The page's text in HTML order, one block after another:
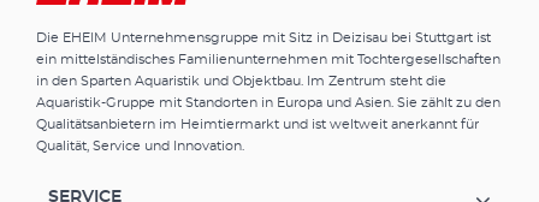
Die EHEIM Unternehmensgruppe mit Sitz in Deizisau bei Stuttgart ist
ein mittelständisches Familienunternehmen mit Tochtergesellschaften
in den Sparten Aquaristik und Objektbau. Im Zentrum steht die
Aquaristik-Gruppe mit Standorten in Europa und Asien. Sie zählt zu den
Qualitätsanbietern im Heimtiermarkt und ist weltweit anerkannt für
Qualität, Service und Innovation.
SERVICE